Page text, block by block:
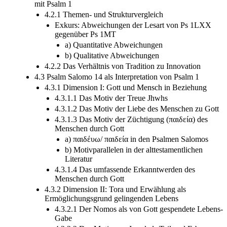
mit Psalm 1
4.2.1 Themen- und Strukturvergleich
Exkurs: Abweichungen der Lesart von Ps 1LXX
gegenüber Ps 1MT
a) Quantitative Abweichungen
b) Qualitative Abweichungen
4.2.2 Das Verhältnis von Tradition zu Innovation
4.3 Psalm Salomo 14 als Interpretation von Psalm 1
4.3.1 Dimension I: Gott und Mensch in Beziehung
4.3.1.1 Das Motiv der Treue Jhwhs
4.3.1.2 Das Motiv der Liebe des Menschen zu Gott
4.3.1.3 Das Motiv der Züchtigung (παιδεία) des
Menschen durch Gott
a) παιδέυω/ παιδεία in den Psalmen Salomos
b) Motivparallelen in der alttestamentlichen
Literatur
4.3.1.4 Das umfassende Erkanntwerden des
Menschen durch Gott
4.3.2 Dimension II: Tora und Erwählung als
Ermöglichungsgrund gelingenden Lebens
4.3.2.1 Der Nomos als von Gott gespendete Lebens-
Gabe